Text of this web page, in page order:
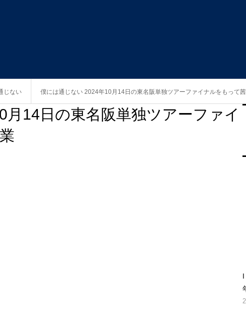
じない 僕には通じない 2024年10月14日の東名阪単独ツアーファイナルをもって
14日の東名阪単独ツアーファイ